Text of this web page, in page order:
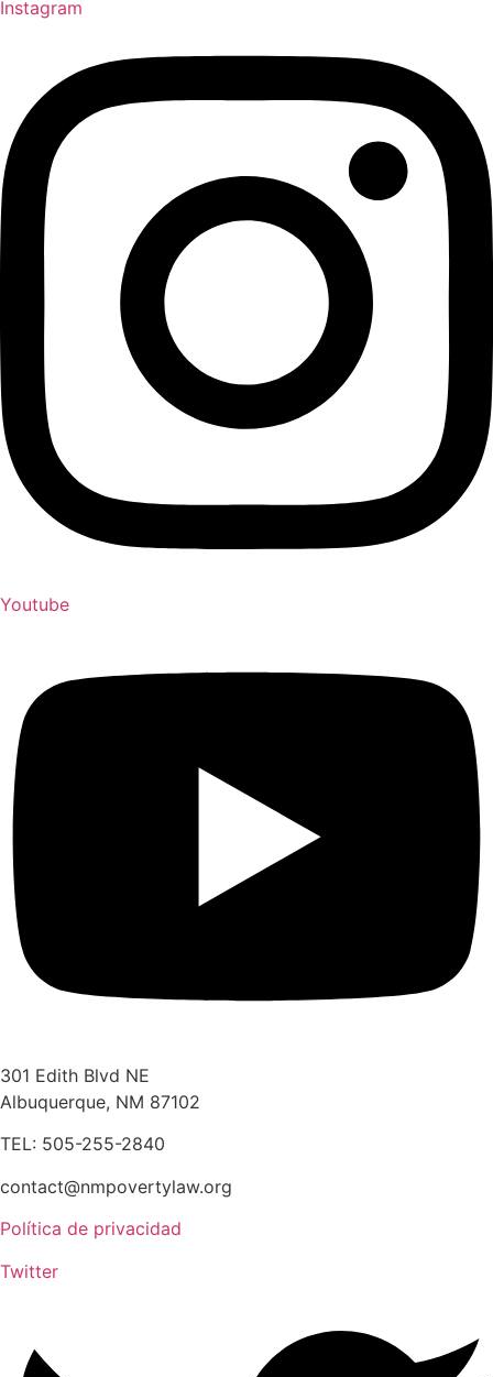
Instagram
Youtube
301 Edith Blvd NE
Albuquerque, NM 87102
TEL: 505-255-2840
contact@nmpovertylaw.org
Política de privacidad
Twitter